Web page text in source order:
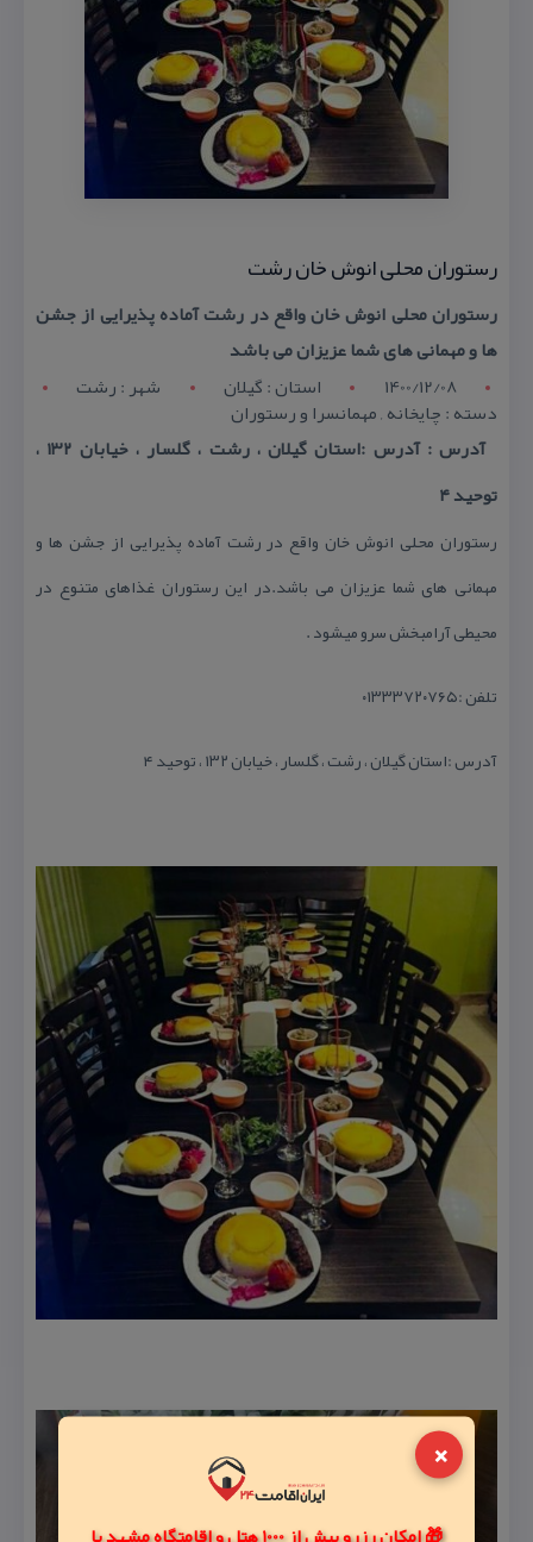
×
🎁 امکان رزرو بیش از 1000 هتل و اقامتگاه مشهد با
رستوران محلی انوش خان رشت
رستوران محلی انوش خان واقع در رشت آماده پذیرایی از جشن
ها و مهمانی های شما عزیزان می باشد
1400/12/08
استان : گيلان شهر : رشت
دسته : چایخانه , مهمانسرا و رستوران
آدرس : آدرس :استان گیلان ، رشت ، گلسار ، خیابان ۱۳۲ ،
توحید ۴
رستوران محلی انوش خان واقع در رشت آماده پذیرایی از جشن ها و
مهمانی های شما عزیزان می باشد.در این رستوران غذاهای متنوع در
محیطی آرامبخش سرو میشود .
تلفن :۰۱۳۳۳۷۲۰۷۶۵
آدرس :استان گیلان ، رشت ، گلسار ، خیابان ۱۳۲ ، توحید ۴